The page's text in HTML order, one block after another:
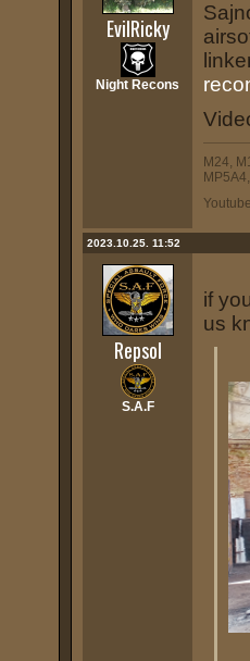
EvilRicky
Night Recons
M24,
2023.10.25. 11:52
Repsol
S.A.F
if
us